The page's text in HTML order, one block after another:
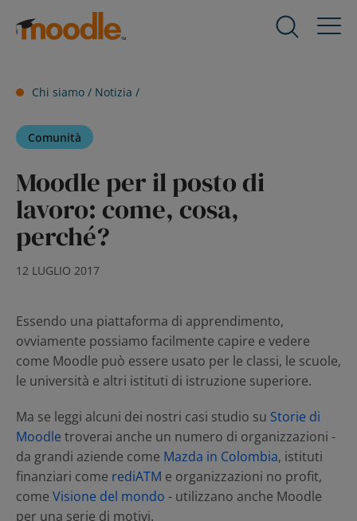
Prodotti
Servizi
Servizi
Soluzioni
child
menu
for
Riguardo a noi
Expand
a
noi
risorse
menu
for
risorse
Contattaci
IT
Invia una RFP
Chi siamo / Notizia /
Comunità
Moodle per il posto di
lavoro: come, cosa,
perché?
12 LUGLIO 2017
Essendo una piattaforma di apprendimento,
ovviamente possiamo facilmente capire e vedere
come Moodle può essere usato per le classi, le scuole,
le università e altri istituti di istruzione superiore.
Ma se leggi alcuni dei nostri casi studio su Storie di
Moodle troverai anche un numero di organizzazioni -
da grandi aziende come Mazda in Colombia, istituti
finanziari come rediATM e organizzazioni no profit,
come Visione del mondo - utilizzano anche Moodle
per una serie di motivi.